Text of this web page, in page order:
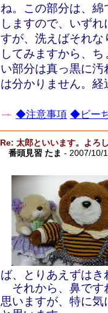
ね。この部分は、
しますので、いず
すが、洗えばそれ
してみますから、
い部分は真っ黒に
は分かりません。
◆注意事項 ◆ビー
Re: 太郎といいます。よろ
番頭見習 たま - 2007/10/
ば、とりあえずは
それから、鼻です
思いますが、特に